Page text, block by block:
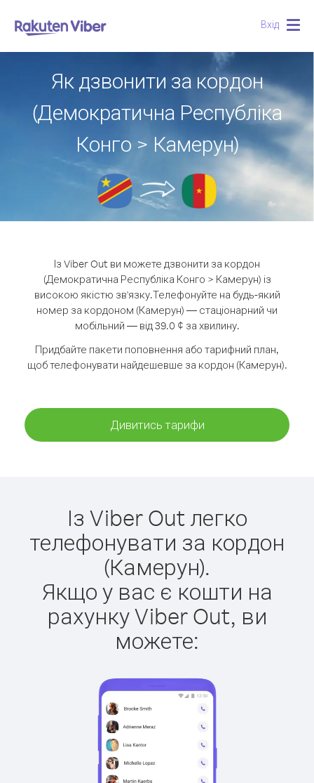
Вхід
Як дзвонити за кордон
(Демократична Республіка
Конго > Камерун)
Із Viber Out ви можете дзвонити за кордон
(Демократична Республіка Конго > Камерун) із
високою якістю зв'язку.Телефонуйте на будь-який
номер за кордоном (Камерун) — стаціонарний чи
мобільний — від 39.0 ¢ за хвилину.
Придбайте пакети поповнення або тарифний план,
щоб телефонувати найдешевше за кордон (Камерун).
Дивитись тарифи
Із Viber Out легко
телефонувати за кордон
(Камерун).
Якщо у вас є кошти на
рахунку Viber Out, ви
можете: